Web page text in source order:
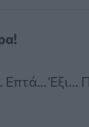
Έξι…